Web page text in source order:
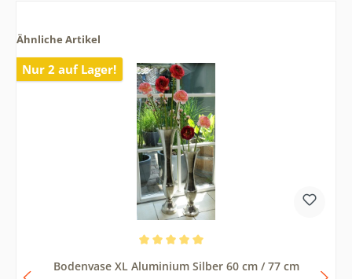
Ähnliche Artikel
Nur 2 auf Lager!
Bodenvase XL Aluminium Silber 60 cm / 77 cm